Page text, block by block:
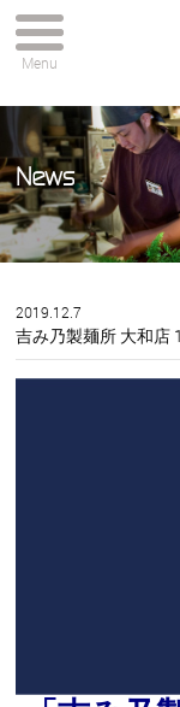
Menu
News
2019.12.7
吉み乃製麺所 大和店